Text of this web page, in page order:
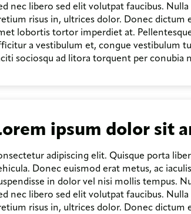
nec libero sed elit volutpat faucibus.
risus in, ultrices dolor. Donec dictum
lobortis tortor imperdiet at.
a vestibulum et, congue vestibulum
sociosqu ad litora torquent per conubia
ipsum dolor sit
adipiscing elit. Quisque porta
Donec euismod erat metus, ac
in dolor vel nisi mollis tempus.
nec libero sed elit volutpat faucibus.
risus in, ultrices dolor. Donec dictum